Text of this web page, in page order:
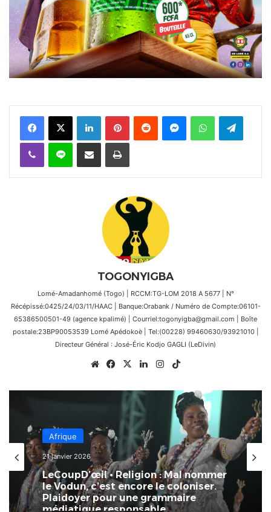
FacebookX Linkedin PinterestReddit MessengerWhatsAppTelegram
Viber Ligne Partager par email Imprimer
TOGONYIGBA
Lomé-Amadanhomé (Togo) | RCCM:TG-LOM 2018 A 5677 | N°
Récépissé:0425/24/03/11/HAAC | Banque:Orabank / Numéro de Compte:06101-
65386500501-49 (agence kpalimé) | Courriel:togonyigba@gmail.com | Boîte
postale:23BP90053539 Lomé Apédokoè | Tel:(00228) 99460630/93921010 |
Directeur Général : José-Éric Kodjo GAGLI (LeDivin)
WebsiteFacebook
X LinkedinInstagram
Afrique
21 janvier 2026
LeCoupD’œil • Religion : Mal nommer
le Vodun, c’est encore le coloniser.
Plaidoyer pour une grammaire
médiatique responsable